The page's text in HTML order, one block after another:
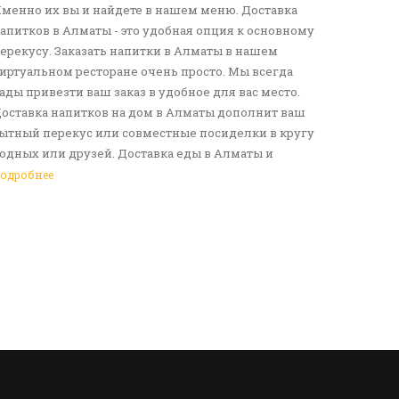
их вы и найдете в нашем меню. Доставка
в Алматы - это удобная опция к основному
Заказать напитки в Алматы в нашем
ресторане очень просто. Мы всегда
привезти ваш заказ в удобное для вас место.
напитков на дом в Алматы дополнит ваш
перекус или совместные посиделки в кругу
или друзей. Доставка еды в Алматы и
напитков сделает ваш день по-